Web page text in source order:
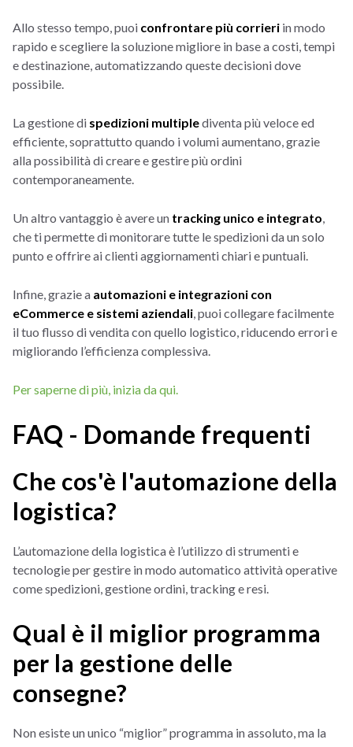
Allo stesso tempo, puoi confrontare più corrieri in modo
rapido e scegliere la soluzione migliore in base a costi, tempi
e destinazione, automatizzando queste decisioni dove
possibile.
La gestione di spedizioni multiplediventa più veloce ed
efficiente, soprattutto quando i volumi aumentano, grazie
alla possibilità di creare e gestire più ordini
contemporaneamente.
Un altro vantaggio è avere un tracking unico e integrato,
che ti permette di monitorare tutte le spedizioni da un solo
punto e offrire ai clienti aggiornamenti chiari e puntuali.
Infine, grazie a automazioni e integrazioni con
eCommerce e sistemi aziendali, puoi collegare facilmente
il tuo flusso di vendita con quello logistico, riducendo errori e
migliorando l’efficienza complessiva.
Per saperne di più, inizia da qui.
FAQ - Domande frequenti
Che cos'è l'automazione della
logistica?
L’automazione della logistica è l’utilizzo di strumenti e
tecnologie per gestire in modo automatico attività operative
come spedizioni, gestione ordini, tracking e resi.
Qual è il miglior programma
per la gestione delle
consegne?
Non esiste un unico “miglior” programma in assoluto, ma la